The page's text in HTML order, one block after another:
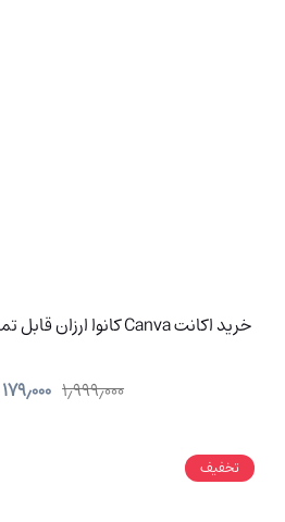
خرید اکانت Canva کانوا ارزان قابل تمدید (شارژ آنی اکانت شما)
۱٫۹۹۹٫۰۰۰ ۱۷۹٫۰۰۰
تخفیف